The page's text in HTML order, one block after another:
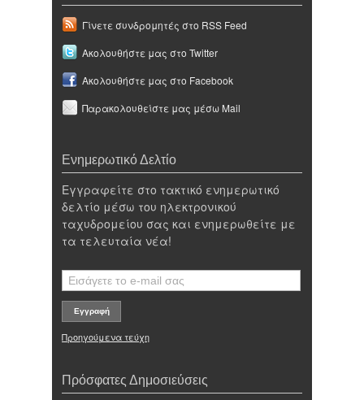
Γίνετε συνδρομητές στο RSS Feed
Ακολουθήστε μας στο Twitter
Ακολουθήστε μας στο Facebook
Παρακολουθείστε μας μέσω Mail
Ενημερωτικό Δελτίο
Εγγραφείτε στο τακτικό ενημερωτικό
δελτίο μέσω του ηλεκτρονικού
ταχυδρομείου σας και ενημερωθείτε με
τα τελευταία νέα!
Προηγούμενα τεύχη
Πρόσφατες Δημοσιεύσεις